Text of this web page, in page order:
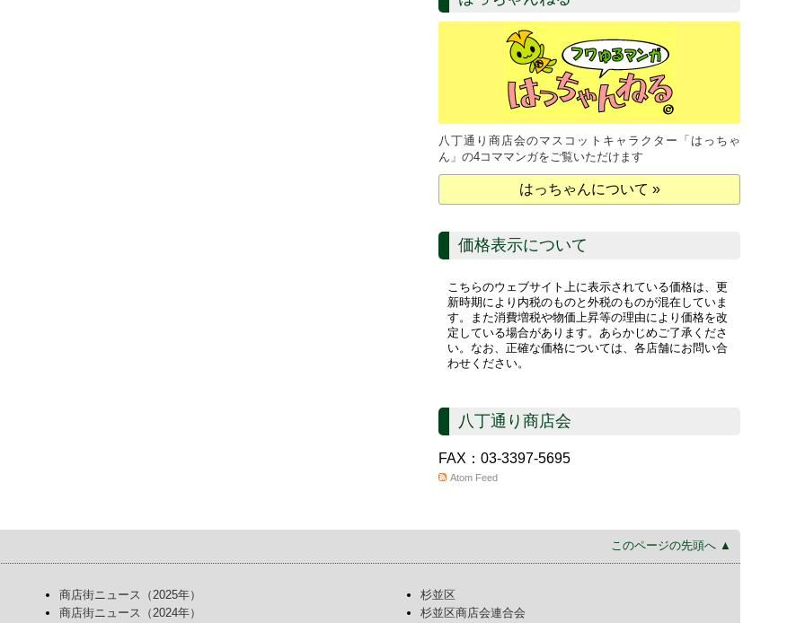
八丁通り商店会のマスコットキャラクター「はっちゃ
ん」の4コママンガをご覧いただけます
はっちゃんについて »
価格表示について
こちらのウェブサイト上に表示されている価格は、更
新時期により内税のものと外税のものが混在していま
す。また消費増税や物価上昇等の理由により価格を改
定している場合があります。あらかじめご了承くださ
い。なお、正確な価格については、各店舗にお問い合
わせください。
八丁通り商店会
FAX：03-3397-5695
Atom Feed
このページの先頭へ ▲
商店街ニュース（2025年）
商店街ニュース（2024年）
杉並区
杉並区商店会連合会